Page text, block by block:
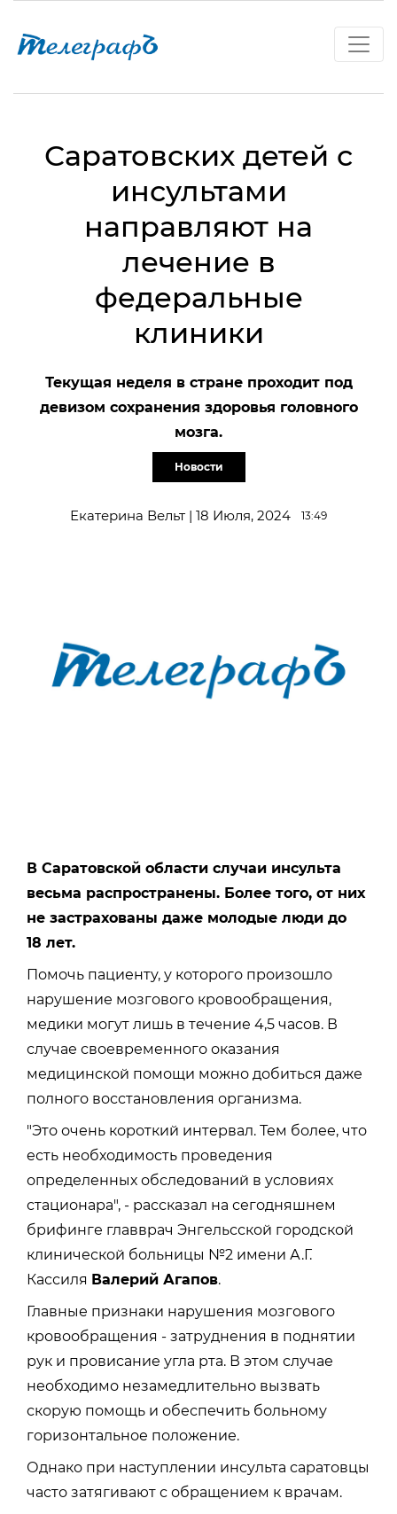
Саратовских детей с
инсультами
направляют на
лечение в
федеральные
клиники
Текущая неделя в стране проходит под
девизом сохранения здоровья головного
мозга.
Новости
Екатерина Вельт | 18 Июля, 2024 13:49
В Саратовской области случаи инсульта
весьма распространены. Более того, от них
не застрахованы даже молодые люди до
18 лет.
Помочь пациенту, у которого произошло
нарушение мозгового кровообращения,
медики могут лишь в течение 4,5 часов. В
случае своевременного оказания
медицинской помощи можно добиться даже
полного восстановления организма.
"Это очень короткий интервал. Тем более, что
есть необходимость проведения
определенных обследований в условиях
стационара", - рассказал на сегодняшнем
брифинге главврач Энгельсской городской
клинической больницы №2 имени А.Г.
Кассиля Валерий Агапов.
Главные признаки нарушения мозгового
кровообращения - затруднения в поднятии
рук и провисание угла рта. В этом случае
необходимо незамедлительно вызвать
скорую помощь и обеспечить больному
горизонтальное положение.
Однако при наступлении инсульта саратовцы
часто затягивают с обращением к врачам.